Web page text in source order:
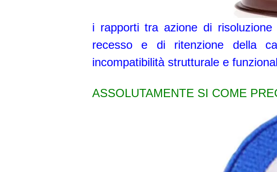
i rapporti tra azione di
recesso e di ritenzione della
incompatibilità strutturale e
ASSOLUTAMENTE SI COME